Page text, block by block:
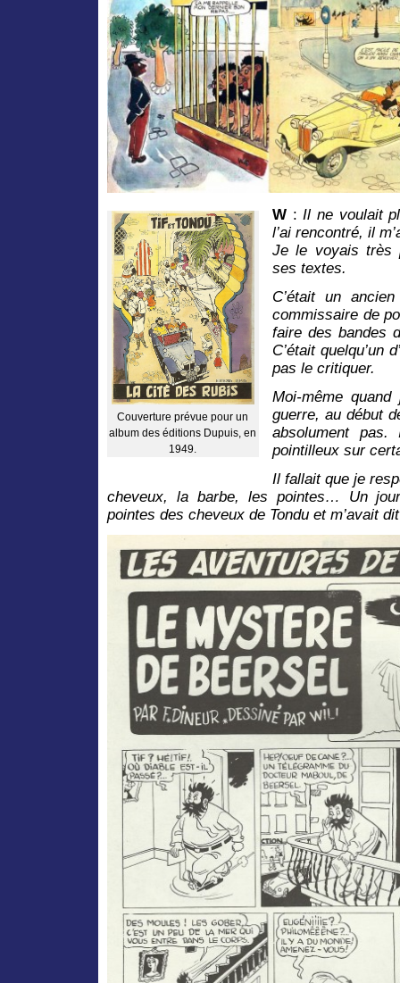
Couverture prévue pour un
album des éditions Dupuis, en
1949.
W :Il ne voulait
l’ai rencontré, il
Je le voyais très
ses textes.
C’était un
commissaire de
faire des bandes
C’était quelqu’un
pas le critiquer.
Moi-même
guerre, au début
absolument
pointilleux sur
Il fallait que je
cheveux, la barbe, les pointes… Un
pointes des cheveux de Tondu et m’avait